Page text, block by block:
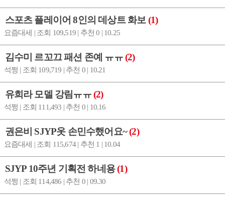
스포츠 플레이어 8인의 데상트 화보 (1)
요즘대세 | 조회 109,519 | 추천 0 | 10.25
김수미 르꼬끄 패션 존예 ㅠㅠ(2)
석쩡 | 조회 109,719 | 추천 0 | 10.21
유희라 모델 강림ㅠㅠ(2)
석쩡 | 조회 111,493 | 추천 0 | 10.16
권은비 SJYP옷 손민수했어요~(2)
요즘대세 | 조회 115,674 | 추천 1 | 10.04
SJYP 10주년 기획전 하네용(1)
석쩡 | 조회 114,486 | 추천 0 | 09.30